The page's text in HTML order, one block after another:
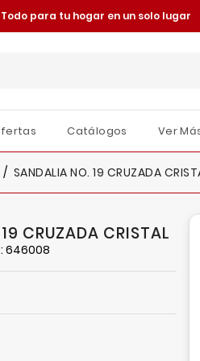
Todo para tu hogar en un solo lugar
Catálogos Ver
SANDALIA NO. 19 CRUZADA
CRUZADA CRISTAL
646008